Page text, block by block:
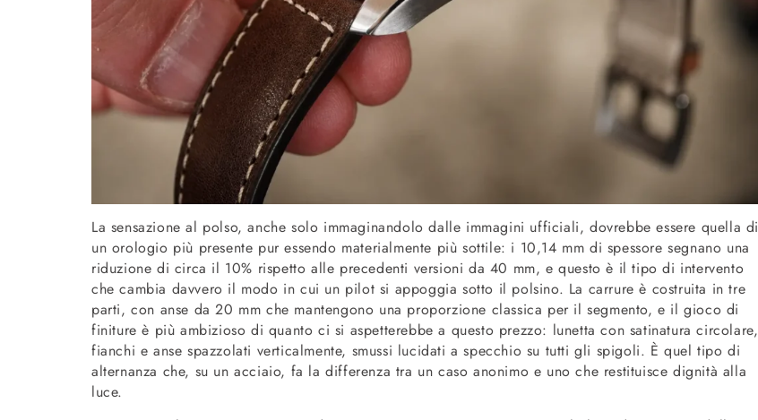
La sensazione al polso, anche solo immaginandolo dalle immagini ufficiali, dovrebbe essere quella di
un orologio più presente pur essendo materialmente più sottile: i 10,14 mm di spessore segnano una
riduzione di circa il 10% rispetto alle precedenti versioni da 40 mm, e questo è il tipo di intervento
che cambia davvero il modo in cui un pilot si appoggia sotto il polsino. La carrure è costruita in tre
parti, con anse da 20 mm che mantengono una proporzione classica per il segmento, e il gioco di
finiture è più ambizioso di quanto ci si aspetterebbe a questo prezzo: lunetta con satinatura circolare,
fianchi e anse spazzolati verticalmente, smussi lucidati a specchio su tutti gli spigoli. È quel tipo di
alternanza che, su un acciaio, fa la differenza tra un caso anonimo e uno che restituisce dignità alla
luce.